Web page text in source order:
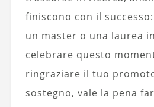
finiscono con il
un master o una laurea
celebrare questo
ringraziare il tuo
sostegno, vale la pena